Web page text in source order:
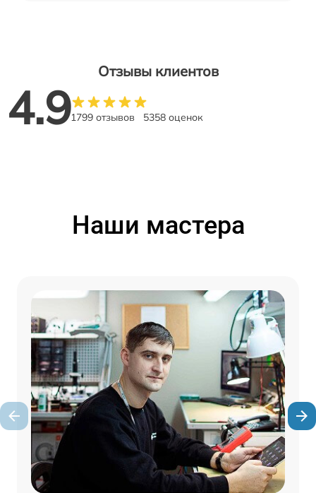
Отзывы клиентов
4.91799 отзывов 5358 оценок
Наши мастера